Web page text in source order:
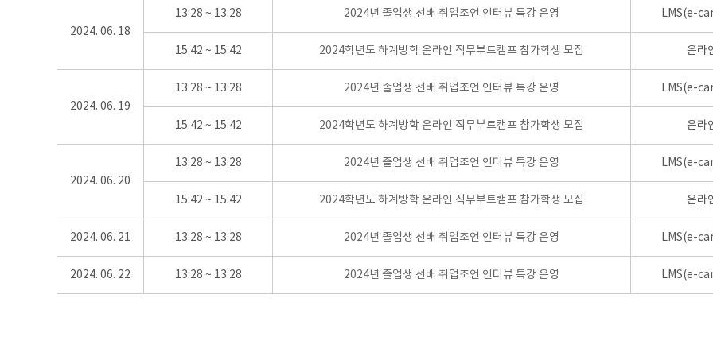
2024. 06. 18
13:28 ~ 13:28 2024년 졸업생 선배 취업조언 인터뷰 특강 운영 LMS(e-
15:42 ~ 15:42 2024학년도 하계방학 온라인 직무부트캠프 참가학생 모집 온라
2024. 06. 19
13:28 ~ 13:28 2024년 졸업생 선배 취업조언 인터뷰 특강 운영 LMS(e-
15:42 ~ 15:42 2024학년도 하계방학 온라인 직무부트캠프 참가학생 모집 온라
2024. 06. 20
13:28 ~ 13:28 2024년 졸업생 선배 취업조언 인터뷰 특강 운영 LMS(e-
15:42 ~ 15:42 2024학년도 하계방학 온라인 직무부트캠프 참가학생 모집 온라
2024. 06. 21 13:28 ~ 13:28 2024년 졸업생 선배 취업조언 인터뷰 특강 운영 LMS(e-
2024. 06. 22 13:28 ~ 13:28 2024년 졸업생 선배 취업조언 인터뷰 특강 운영 LMS(e-